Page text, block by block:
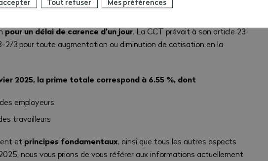
ont été contraints de relever de 1.25 % le taux de l’assurance
pour un délai de carence d’un jour. La CCT prévoit à son article 23
2/3 pour toute augmentation ou diminution de cotisation en la
2025, la prime totale correspond à 6.55 %, dont
employeurs
travailleurs
et principes fondamentaux, ainsi que tous les autres aspects
nous vous prions de vous référer aux informations actuellement